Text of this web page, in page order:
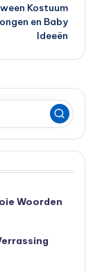
Kostuum
en Baby
Ideeën
Woorden